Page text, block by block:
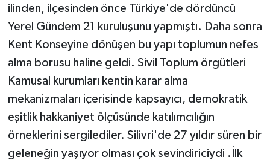
ilinden, ilçesinden önce Türkiye'de dördüncü
Yerel Gündem 21 kuruluşunu yapmıştı. Daha sonra
Kent Konseyine dönüşen bu yapı toplumun nefes
alma borusu haline geldi. Sivil Toplum örgütleri
Kamusal kurumları kentin karar alma
mekanizmaları içerisinde kapsayıcı, demokratik
eşitlik hakkaniyet ölçüsünde katılımcılığın
örneklerini sergilediler. Silivri'de 27 yıldır süren bir
geleneğin yaşıyor olması çok sevindiriciydi .İlk